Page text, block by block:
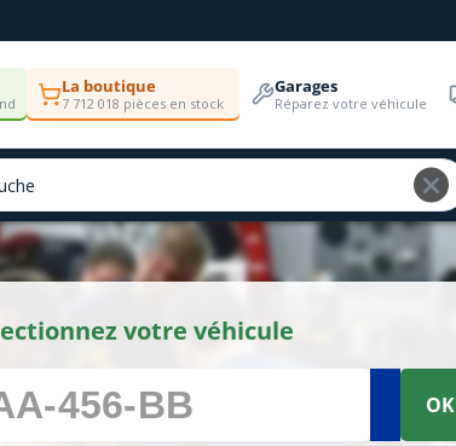
La boutique
7 712 018 pièces en stock
Garages
Réparez votre véhicule
votre véhicule
OK